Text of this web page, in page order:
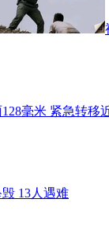
毫米 紧急转移
13人遇难